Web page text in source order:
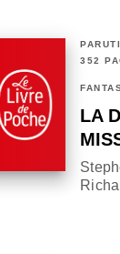
352
LA